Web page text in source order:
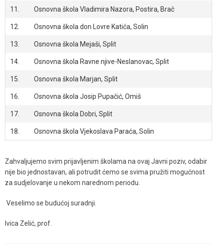
11. Osnovna škola Vladimira Nazora, Postira, Brač
12. Osnovna škola don Lovre Katića, Solin
13. Osnovna škola Mejaši, Split
14. Osnovna škola Ravne njive-Neslanovac, Split
15. Osnovna škola Marjan, Split
16. Osnovna škola Josip Pupačić, Omiš
17. Osnovna škola Dobri, Split
18. Osnovna škola Vjekoslava Paraća, Solin
Zahvaljujemo svim prijavljenim školama na ovaj Javni poziv, odabir
nije bio jednostavan, ali potrudit ćemo se svima pružiti mogućnost
za sudjelovanje u nekom narednom periodu.
Veselimo se budućoj suradnji.
Ivica Zelić, prof.